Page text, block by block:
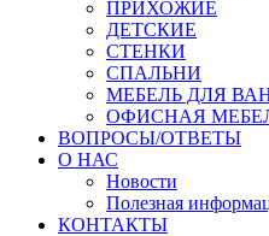
ПРИХОЖИЕ
ДЕТСКИЕ
СТЕНКИ
СПАЛЬНИ
МЕБЕЛЬ ДЛЯ
ОФИСНАЯ
ВОПРОСЫ/ОТВЕТЫ
О НАС
Новости
Полезная
КОНТАКТЫ